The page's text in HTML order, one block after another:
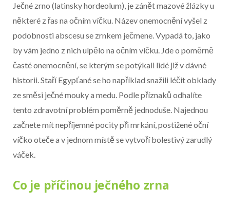
Začátek reklamy
Konec reklamy
Ječné zrno (latinsky hordeolum), je zánět mazové žlázky u
některé z řas na očním víčku. Název onemocnění vyšel z
podobnosti abscesu se zrnkem ječmene. Vypadá to, jako
by vám jedno z nich ulpělo na očním víčku. Jde o poměrně
časté onemocnění, se kterým se potýkali lidé již v dávné
historii. Staří Egypťané se ho například snažili léčit obklady
ze směsi ječné mouky a medu. Podle příznaků odhalíte
tento zdravotní problém poměrně jednoduše. Najednou
začnete mít nepříjemné pocity při mrkání, postižené oční
víčko oteče a v jednom místě se vytvoří bolestivý zarudlý
váček.
Co je příčinou ječného zrna